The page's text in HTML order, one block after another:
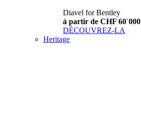
Diavel for Bentley
à partir de CHF 60´000
DÉCOUVREZ-LA
Heritage